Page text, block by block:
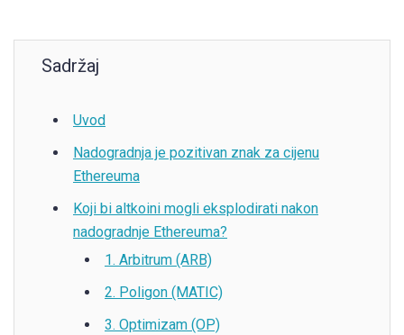
Sadržaj
Uvod
Nadogradnja je pozitivan znak za cijenu
Ethereuma
Koji bi altkoini mogli eksplodirati nakon
nadogradnje Ethereuma?
1. Arbitrum (ARB)
2. Poligon (MATIC)
3. Optimizam (OP)